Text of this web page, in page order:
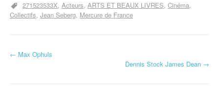
271523533X Acteurs ARTS ET BEAUX LIVRES Cinéma
Collectifs Jean Seberg Mercure de France
Navigation d'article
← Max Ophuls
Dennis Stock James Dean →